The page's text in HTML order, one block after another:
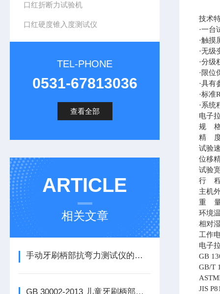
口红折断力试验机
口红硬度锥入度测试仪
TEL-PHONE
0531-67813036
查看全部
ARTICLE
相关文章
手动牙刷柄部抗弯力测试仪的试验方法及应用 GB/T 19342-2024
GB 30002-2013 儿童牙刷柄部抗弯力测试仪的试验方法
技术
·一台
·触摸
·无级
·分级
·限位
·具有
·标准
·系统
电子
规
精
试验
位移
试验
行
主机
重
环境
相对
工作
电子
GB
GB/T
JIS